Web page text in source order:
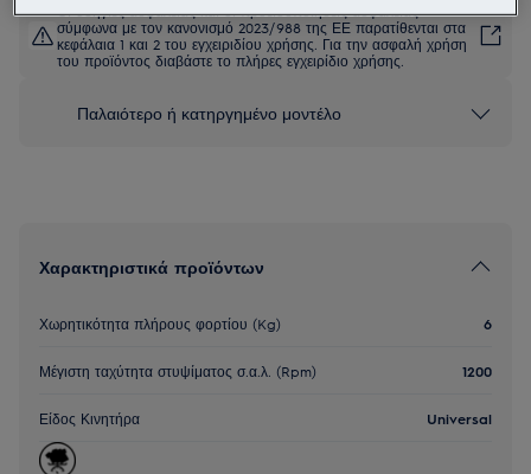
Οι οδηγίες ασφαλείας και οι προειδοποιήσεις ασφαλείας
σύμφωνα με τον κανονισμό 2023/988 της ΕΕ παρατίθενται στα
κεφάλαια 1 και 2 του εγχειριδίου χρήσης. Για την ασφαλή χρήση
του προϊόντος διαβάστε το πλήρες εγχειρίδιο χρήσης.
Παλαιότερο ή κατηργημένο μοντέλο
Χαρακτηριστικά προϊόντων
Χωρητικότητα πλήρους φορτίου (Kg) 6
Μέγιστη ταχύτητα στυψίματος σ.α.λ. (Rpm) 1200
Είδος Κινητήρα Universal